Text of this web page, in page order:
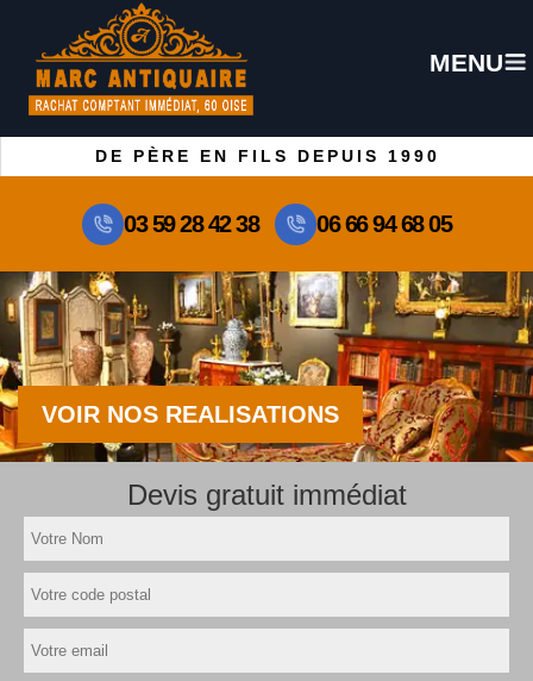
MENU
DE PÈRE EN FILS DEPUIS 1990
03 59 28 42 38 06 66 94 68 05
VOIR NOS REALISATIONS
Devis gratuit immédiat